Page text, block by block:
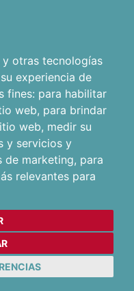
otras tecnologías
experiencia de
fines: para habilitar
web, para brindar
web, medir su
y servicios y
de marketing, para
relevantes para